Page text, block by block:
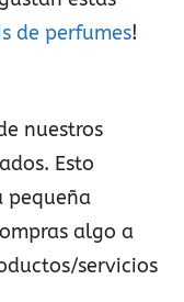
de perfumes!
nuestros
Esto
pequeña
algo a
servicios